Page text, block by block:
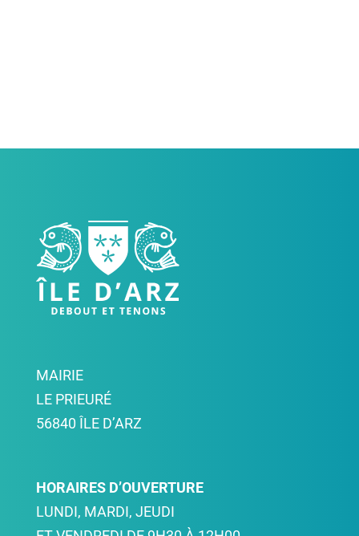
MAIRIE
LE PRIEURÉ
56840 ÎLE D’ARZ
HORAIRES D’OUVERTURE
LUNDI, MARDI, JEUDI